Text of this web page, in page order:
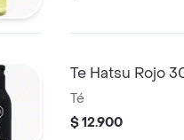
Te Hatsu Rojo
Té
$ 12.900